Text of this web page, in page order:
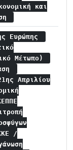
και
Ευρώπης
Μέτωπο)
Απριλίου
/